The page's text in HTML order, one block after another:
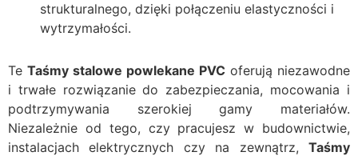
strukturalnego, dzięki połączeniu elastyczności i
wytrzymałości.
Te Taśmy stalowe powlekane PVC oferują niezawodne
i trwałe rozwiązanie do zabezpieczania, mocowania i
podtrzymywania szerokiej gamy materiałów.
Niezależnie od tego, czy pracujesz w budownictwie,
instalacjach elektrycznych czy na zewnątrz, Taśmy